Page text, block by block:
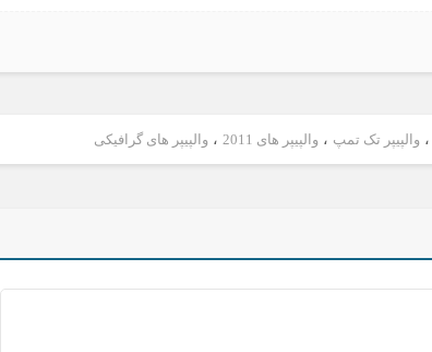
، والپیپر تک تمپ ، والپیپر های 2011 ، والپیپر های گرافیکی